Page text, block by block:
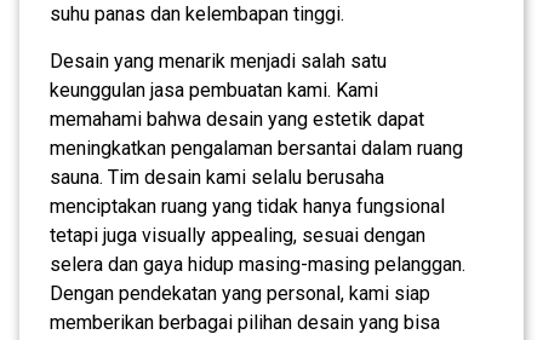
suhu panas dan kelembapan tinggi.
Desain yang menarik menjadi salah satu
keunggulan jasa pembuatan kami. Kami
memahami bahwa desain yang estetik dapat
meningkatkan pengalaman bersantai dalam ruang
sauna. Tim desain kami selalu berusaha
menciptakan ruang yang tidak hanya fungsional
tetapi juga visually appealing, sesuai dengan
selera dan gaya hidup masing-masing pelanggan.
Dengan pendekatan yang personal, kami siap
memberikan berbagai pilihan desain yang bisa